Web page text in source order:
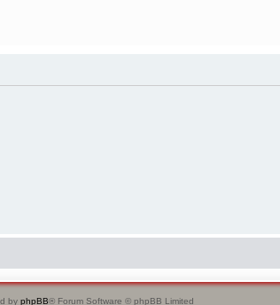
by phpBB® Forum Software © phpBB Limited